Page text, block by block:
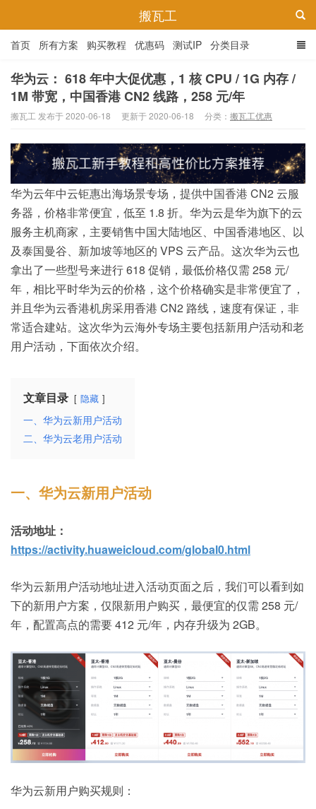
搬瓦工
首页 所有方案 购买教程 优惠码 测试IP 分类目录
华为云： 618 年中大促优惠，1 核 CPU / 1G 内存 /
1M 带宽，中国香港 CN2 线路，258 元/年
搬瓦工 发布于 2020-06-18 更新于 2020-06-18 分类： 搬瓦工优惠
华为云年中云钜惠出海场景专场，提供中国香港 CN2 云服
务器，价格非常便宜，低至 1.8 折。华为云是华为旗下的云
服务主机商家，主要销售中国大陆地区、中国香港地区、以
及泰国曼谷、新加坡等地区的 VPS 云产品。这次华为云也
拿出了一些型号来进行 618 促销，最低价格仅需 258 元/
年，相比平时华为云的价格，这个价格确实是非常便宜了，
并且华为云香港机房采用香港 CN2 路线，速度有保证，非
常适合建站。这次华为云海外专场主要包括新用户活动和老
用户活动，下面依次介绍。
文章目录 隐藏
一、华为云新用户活动
二、华为云老用户活动
一、华为云新用户活动
活动地址：
https://activity.huaweicloud.com/global0.html
华为云新用户活动地址进入活动页面之后，我们可以看到如
下的新用户方案，仅限新用户购买，最便宜的仅需 258 元/
年，配置高点的需要 412 元/年，内存升级为 2GB。
华为云新用户购买规则：